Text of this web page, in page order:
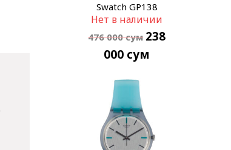
Swatch GP138
Нет в наличии
476 000сум 238
000 сум